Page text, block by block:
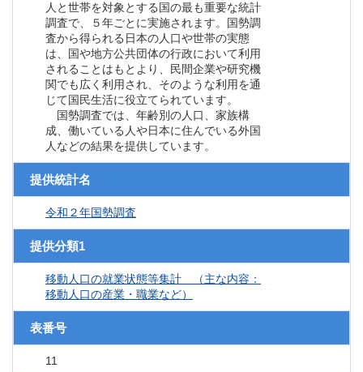
人と世帯を対象とする国の最も重要な統計
調査で、５年ごとに実施されます。国勢調
査から得られる日本の人口や世帯の実態
は、国や地方公共団体の行政において利用
されることはもとより、民間企業や研究機
関でも広く利用され、そのような利用を通
じて国民生活に役立てられています。
国勢調査では、年齢別の人口、家族構
成、働いている人や日本に住んでいる外国
人などの結果を提供しています。
提供統計名
令和２年国勢調査
提供分類1
移動人口の就業状態等集計 （主な内容：
移動人口の産業・職業など）
表番号
11